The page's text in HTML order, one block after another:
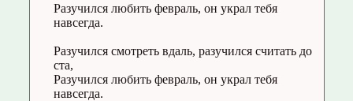
Разучился любить февраль, он украл тебя
навсегда.
Разучился смотреть вдаль, разучился считать до
ста,
Разучился любить февраль, он украл тебя
навсегда.